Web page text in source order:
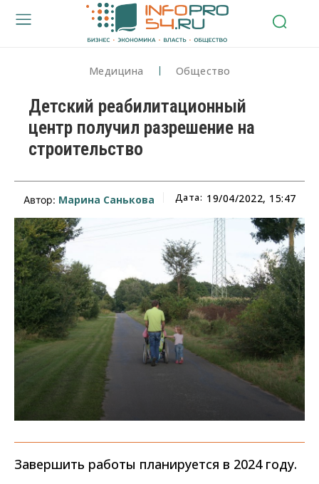
Медицина Общество
Детский реабилитационный
центр получил разрешение на
строительство
Автор: Марина Санькова Дата: 19/04/2022, 15:47
Завершить работы планируется в 2024 году.